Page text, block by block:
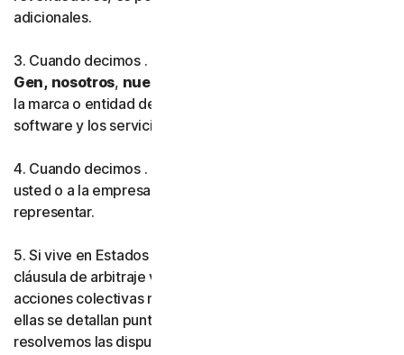
adicionales.
3. Cuando decimos . .
Gen, nosotros, nuestro
la marca o entidad de Gen Digital que proporciona el
software y los servicios en su región.
4. Cuando decimos . .
usted o a la empresa o entidad que está autorizado a
representar.
5. Si vive en Estados Unidos, asegúrese de leer nuestra
cláusula de arbitraje vinculante y la renuncia a las
acciones colectivas más adelante en este acuerdo. En
ellas se detallan puntos muy importantes sobre cómo
resolvemos las disputas.